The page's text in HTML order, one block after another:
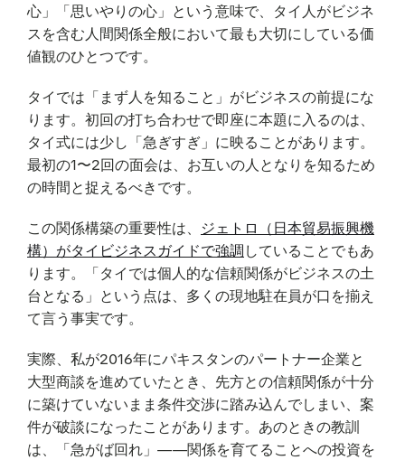
心」「思いやりの心」という意味で、タイ人がビジネ
スを含む人間関係全般において最も大切にしている価
値観のひとつです。
タイでは「まず人を知ること」がビジネスの前提にな
ります。初回の打ち合わせで即座に本題に入るのは、
タイ式には少し「急ぎすぎ」に映ることがあります。
最初の1〜2回の面会は、お互いの人となりを知るため
の時間と捉えるべきです。
この関係構築の重要性は、 ジェトロ（日本貿易振興機
構）がタイビジネスガイドで強調していることでもあ
ります。「タイでは個人的な信頼関係がビジネスの土
台となる」という点は、多くの現地駐在員が口を揃え
て言う事実です。
実際、私が2016年にパキスタンのパートナー企業と
大型商談を進めていたとき、先方との信頼関係が十分
に築けていないまま条件交渉に踏み込んでしまい、案
件が破談になったことがあります。あのときの教訓
は、「急がば回れ」——関係を育てることへの投資を